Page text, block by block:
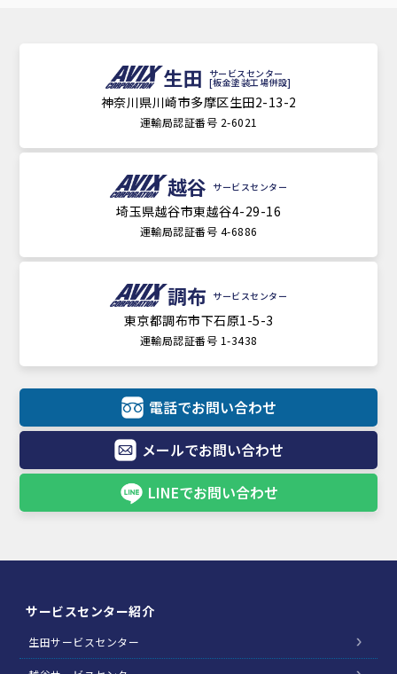
生田 サービスセンター
[板金塗装工場併設]
神奈川県川崎市多摩区生田2-13-2
運輸局認証番号 2-6021
越谷 サービスセンター
埼玉県越谷市東越谷4-29-16
運輸局認証番号 4-6886
調布 サービスセンター
東京都調布市下石原1-5-3
運輸局認証番号 1-3438
電話でお問い合わせ
メールでお問い合わせ
LINEでお問い合わせ
サービスセンター紹介
生田サービスセンター